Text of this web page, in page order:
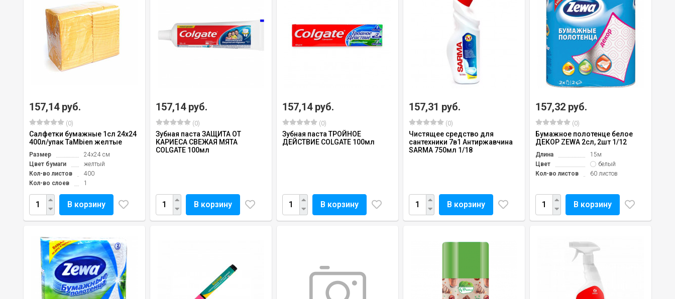
157,14 руб.
(0)
Салфетки бумажные 1сл 24х24
400л/упак TaMbien желтые
Размер
24х24 см
Цвет бумаги
желтый
Кол-во листов
400
Кол-во слоев
1
В корзину
157,14 руб.
(0)
Зубная паста ЗАЩИТА ОТ
КАРИЕСА СВЕЖАЯ МЯТА
COLGATE 100мл
В корзину
157,14 руб.
(0)
Зубная паста ТРОЙНОЕ
ДЕЙСТВИЕ COLGATE 100мл
В корзину
157,31 руб.
(0)
Чистящее средство для
сантехники 7в1 Антиржавчина
SARMA 750мл 1/18
В корзину
157,32 руб.
(0)
Бумажное полотенце белое
ДЕКОР ZEWA 2сл, 2шт 1/12
Длина
15м
Цвет
белый
Кол-во листов
60 листов
В корзину